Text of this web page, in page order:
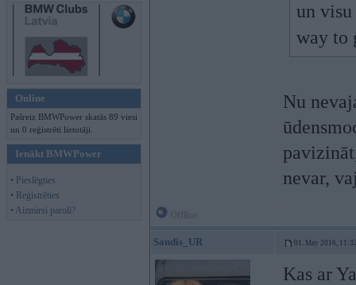
Online
Pašreiz BMWPower skatās 89 viesi
un 0 reģistrēti lietotāji.
Ienākt BMWPower
• Pieslēgties
• Reģistrēties
• Aizmirsi paroli?
un
way to
Nu
nevar,
Sandis_UR 01. May 2016,
Kas ar